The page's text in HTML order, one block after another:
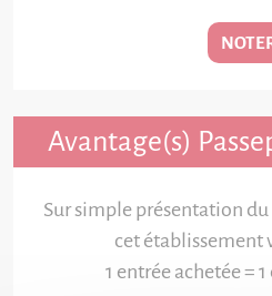
Avantage(s)
Sur simple présentation
cet établissement
1 entrée achetée =